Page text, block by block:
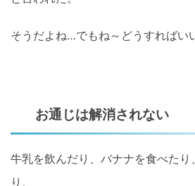
そうだよね…でもね～どうすればい
お通じは解消されない
牛乳を飲んだり、バナナを食べたり
り、